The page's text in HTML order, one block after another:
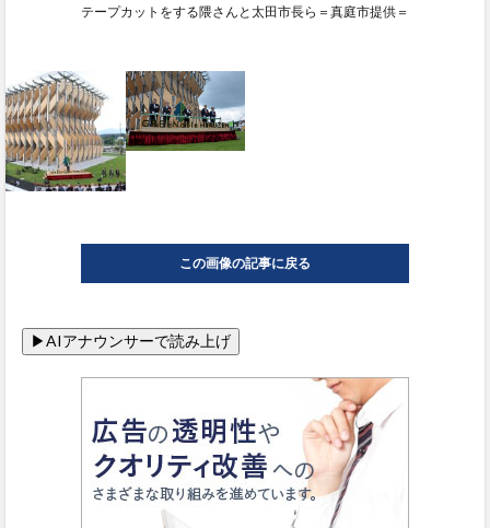
テープカットをする隈さんと太田市長ら＝真庭市提供＝
この画像の記事に戻る